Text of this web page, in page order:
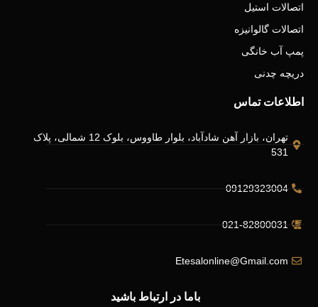
اتصالات استیل
اتصالات گالوانیزه
پمپ آب خانگی
دریچه چدنی
اطلاعات تماس
تهران، بازار آهن شادآباد، بلوار طاووس، بلوک 12 شمالی، پلاک
531
09129323004
021-82800031
Etesalonline@Gmail.com
باما در ارتباط باشید